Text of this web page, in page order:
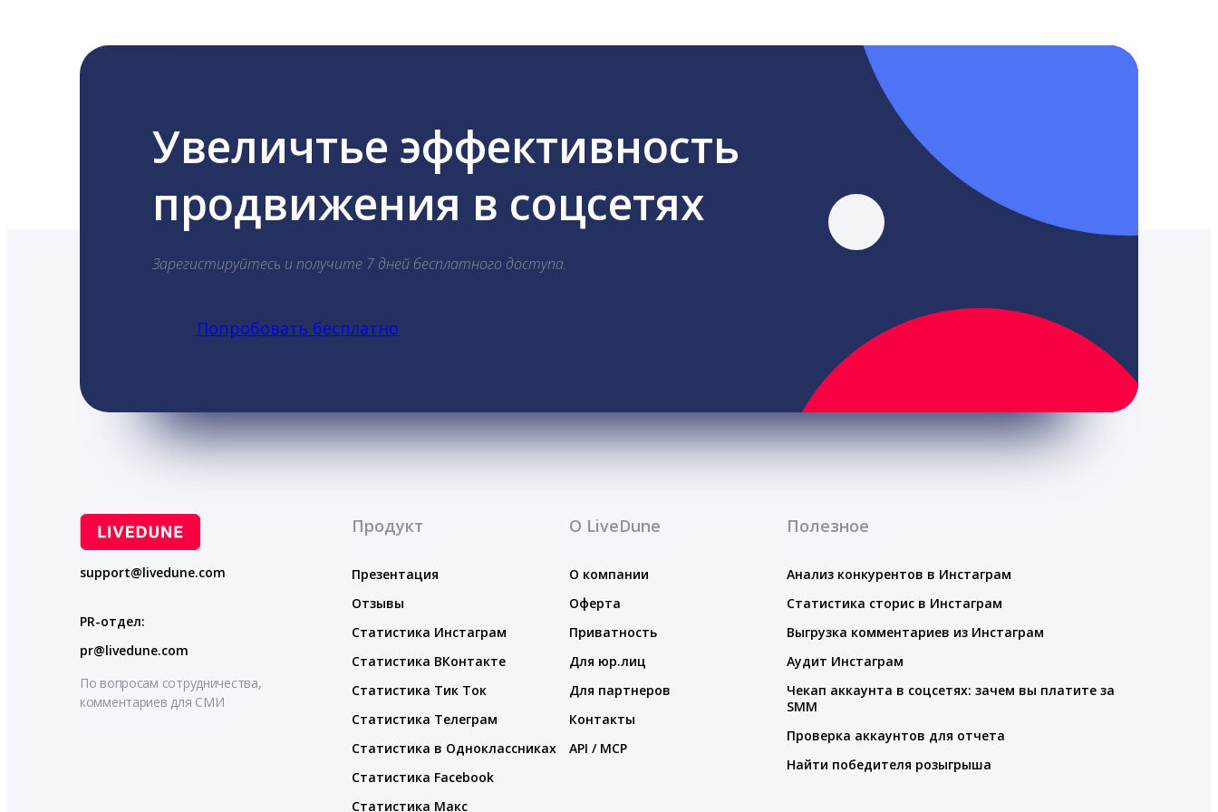
Увеличтье эффективность
продвижения в соцсетях
Зарегистируйтесь и получите 7 дней бесплатного доступа.
Попробовать бесплатно
support@livedune.com
PR-отдел:
pr@livedune.com
По вопросам сотрудничества,
комментариев для СМИ
Продукт
Презентация
Отзывы
Статистика Инстаграм
Статистика ВКонтакте
Статистика Тик Ток
Статистика Телеграм
Статистика в Одноклассниках
Статистика Facebook
Статистика Макс
О LiveDune
О компании
Оферта
Приватность
Для юр.лиц
Для партнеров
Контакты
API / MCP
Полезное
Анализ конкурентов в Инстаграм
Статистика сторис в Инстаграм
Выгрузка комментариев из Инстаграм
Аудит Инстаграм
Чекап аккаунта в соцсетях: зачем вы платите за
SMM
Проверка аккаунтов для отчета
Найти победителя розыгрыша